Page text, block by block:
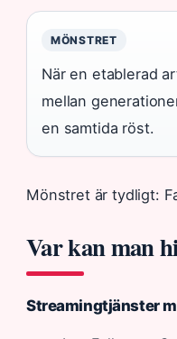
MÖNSTRET
När en etablerad
mellan
en samtida röst.
Mönstret är tydligt:
Var kan man
Streamingtjänster